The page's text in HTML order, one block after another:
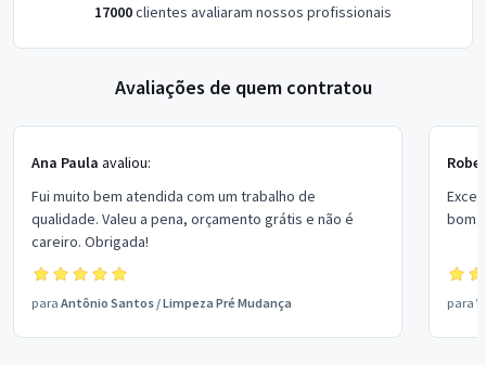
17000clientes avaliaram nossos profissionais
Avaliações de quem contratou
Ana Paula avaliou:
Fui muito bem atendida com um trabalho de
qualidade. Valeu a pena, orçamento grátis e não é
careiro. Obrigada!
para Antônio Santos /Limpeza Pré Mudança
bom
para